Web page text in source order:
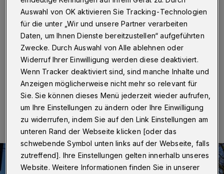
Wuppertal·Die Techniker haben die Störung in der
Lüftungsanlage der Wuppertaler Schwimmoper am
Montag (10. August 2020) behoben. Der Badebetrieb
startet damit am Dienstag wieder wie gewohnt.
10.08.2020 , 15:46 Uhr Eine Minute Lesezeit
Auswahl von OK aktivieren Sie Tracking-Technologien
für die unter „Wir und unsere Partner verarbeiten
Daten, um Ihnen Dienste bereitzustellen“ aufgeführten
Zwecke. Durch Auswahl von Alle ablehnen oder
Widerruf Ihrer Einwilligung werden diese deaktiviert.
Wenn Tracker deaktiviert sind, sind manche Inhalte und
Anzeigen möglicherweise nicht mehr so relevant für
Sie. Sie können dieses Menü jederzeit wieder aufrufen,
um Ihre Einstellungen zu ändern oder Ihre Einwilligung
zu widerrufen, indem Sie auf den Link Einstellungen am
unteren Rand der Webseite klicken [oder das
schwebende Symbol unten links auf der Webseite, falls
zutreffend]. Ihre Einstellungen gelten innerhalb unseres
Website. Weitere Informationen finden Sie in unserer